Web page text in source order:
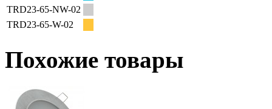
TRD23-65-NW-02
TRD23-65-W-02
Похожие товары